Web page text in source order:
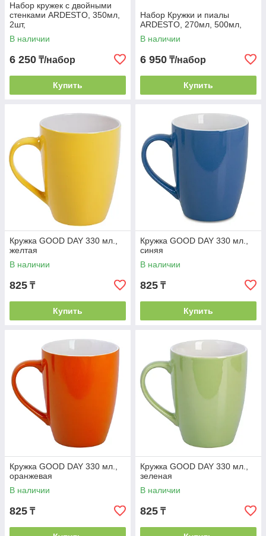
Набор кружек с двойными
стенками ARDESTO, 350мл,
2шт,
В наличии
6 250 ₸/набор
Купить
Набор Кружки и пиалы
ARDESTO, 270мл, 500мл,
В наличии
6 950 ₸/набор
Купить
Кружка GOOD DAY 330 мл.,
желтая
В наличии
825 ₸
Купить
Кружка GOOD DAY 330 мл.,
синяя
В наличии
825 ₸
Купить
Кружка GOOD DAY 330 мл.,
оранжевая
В наличии
825 ₸
Кружка GOOD DAY 330 мл.,
зеленая
В наличии
825 ₸